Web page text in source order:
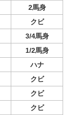
2馬身
クビ
3/4馬身
1/2馬身
ハナ
クビ
クビ
クビ